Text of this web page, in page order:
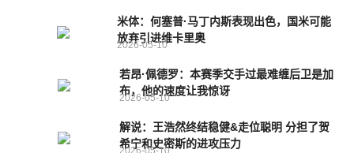
米体：何塞普·马丁内斯表现出色，国米可能
放弃引进维卡里奥
2026-05-10
若昂·佩德罗：本赛季交手过最难缠后卫是加
布，他的速度让我惊讶
2026-05-10
解说：王浩然终结稳健&走位聪明 分担了贺
希宁和史密斯的进攻压力
2026-05-10